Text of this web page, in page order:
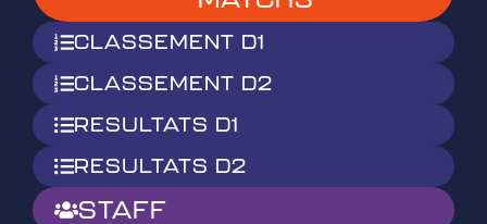
CLASSEMENT D1
CLASSEMENT D2
RESULTATS D1
RESULTATS D2
STAFF